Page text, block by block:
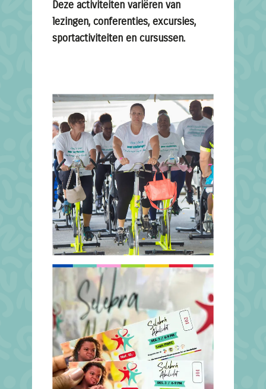
Deze activiteiten variëren van
lezingen, conferenties, excursies,
sportactiviteiten en cursussen.
Date
Date